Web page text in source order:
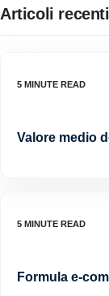
Articoli recenti
Valore medio
Formula e-